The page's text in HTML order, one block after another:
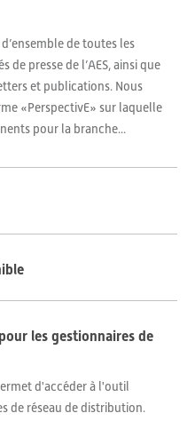
de toutes les
de presse de l’AES, ainsi que
et publications. Nous
«PerspectivE» sur laquelle
pour la branche...
les gestionnaires de
d'accéder à l'outil
de réseau de distribution.